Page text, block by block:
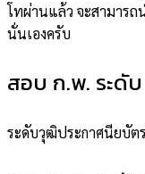
โทผ่านแล้ว จะสามาร
นั่นเองครับ
สอบ ก.พ. ระดับ
ระดับวุฒิประกาศนียบัต